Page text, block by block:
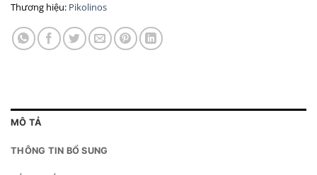
Thương hiệu: Pikolinos
MÔ TẢ
THÔNG TIN BỔ SUNG